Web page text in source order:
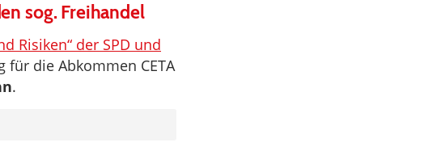
sog. Freihandel
Risiken“ der SPD und
die Abkommen CETA
.